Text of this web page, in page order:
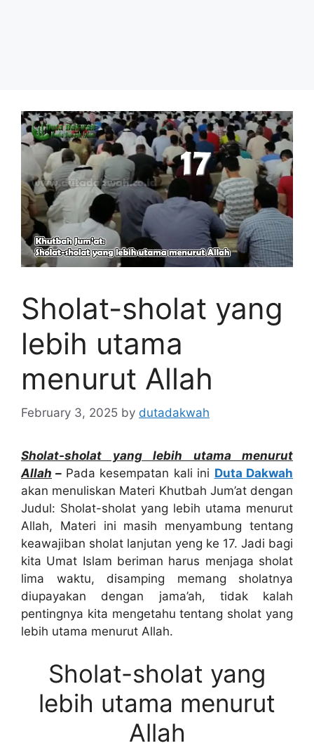
Sholat-sholat yang
lebih utama
menurut Allah
February 3, 2025 by dutadakwah
Sholat-sholat yang lebih utama menurut
Allah – Pada kesempatan kali ini Duta Dakwah
akan menuliskan Materi Khutbah Jum’at dengan
Judul: Sholat-sholat yang lebih utama menurut
Allah, Materi ini masih menyambung tentang
keawajiban sholat lanjutan yeng ke 17. Jadi bagi
kita Umat Islam beriman harus menjaga sholat
lima waktu, disamping memang sholatnya
diupayakan dengan jama’ah, tidak kalah
pentingnya kita mengetahu tentang sholat yang
lebih utama menurut Allah.
Sholat-sholat yang
lebih utama menurut
Allah